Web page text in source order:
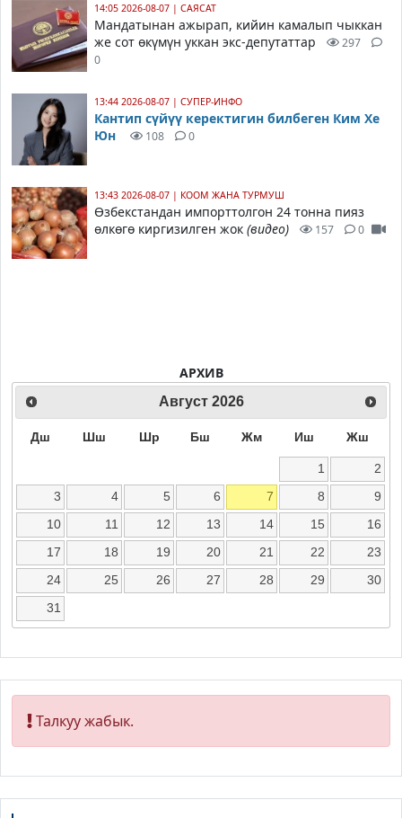
14:05 2026-08-07 | САЯСАТ
Мандатынан ажырап, кийин камалып чыккан
же сот өкүмүн уккан экс-депутаттар
297
0
13:44 2026-08-07 | СУПЕР-ИНФО
Кантип сүйүү керектигин билбеген Ким Хе
Юн
108 0
13:43 2026-08-07 | КООМ ЖАНА ТУРМУШ
Өзбекстандан импорттолгон 24 тонна пияз
өлкөгө киргизилген жок(видео) 157 0
АРХИВ
Август 2026
Дш Шш Шр Бш Жм Иш Жш
1
2
3
4 5 6 7 8
9
10
11 12 13 14 15
16
17
18 19 20 21 22
23
24
25 26 27 28 29
30
31
Талкуу жабык.